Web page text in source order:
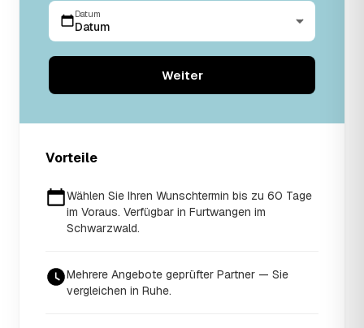
Datum
Datum
Weiter
Vorteile
Wählen Sie Ihren Wunschtermin bis zu 60 Tage
im Voraus. Verfügbar in Furtwangen im
Schwarzwald.
Mehrere Angebote geprüfter Partner — Sie
vergleichen in Ruhe.